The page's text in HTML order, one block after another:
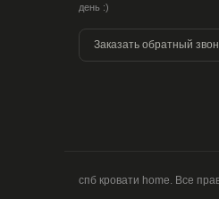
день :)
Заказать обратный
спб кровати home. Все